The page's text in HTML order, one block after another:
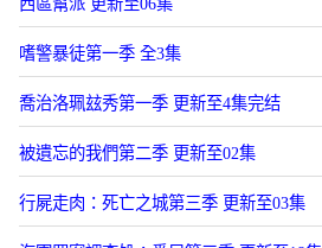
嗜警暴徒第一季 全3集
喬治洛珮玆秀第一季 更新至4集完结
被遺忘的我們第二季 更新至02集
行屍走肉：死亡之城第三季 更新至03集